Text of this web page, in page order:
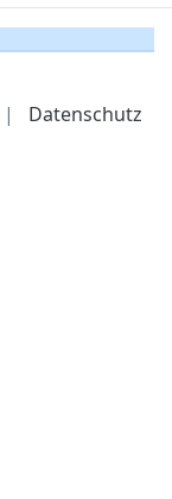
| Datenschutz